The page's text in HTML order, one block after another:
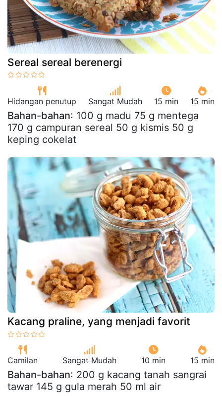
Sereal sereal berenergi
Hidangan penutup Sangat Mudah 15 min 15 min
Bahan-bahan: 100 g madu 75 g mentega
170 g campuran sereal 50 g kismis 50 g
keping cokelat
Kacang praline, yang menjadi favorit
Camilan Sangat Mudah 10 min 15 min
Bahan-bahan: 200 g kacang tanah sangrai
tawar 145 g gula merah 50 ml air